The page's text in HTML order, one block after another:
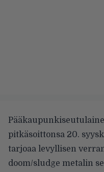
pitkäsoittonsa 20.
tarjoaa levyllisen
doom/sludge metalin